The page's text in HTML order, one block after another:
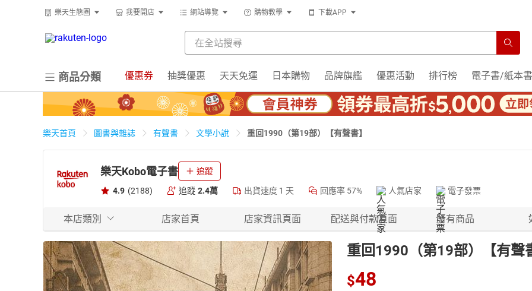
樂天生態圈 我要開店 網站導覽 購物教學 下載APP
商品分類 優惠券 抽獎優惠 天天免運 日本購物 品牌旗艦 優惠活動 排行榜 電子書/紙本書
樂天首頁 圖書與雜誌 有聲書 文學小說 重回1990（第19部）【有聲書】
樂天Kobo電子書 追蹤
4.9 (2188) 追蹤 2.4萬 出貨速度 1 天 回應率 57% 人氣店家 電子發票
本店類別 店家首頁 店家資訊頁面 配送與付款頁面 所有商品
重回1990（第19部）【有聲
$48